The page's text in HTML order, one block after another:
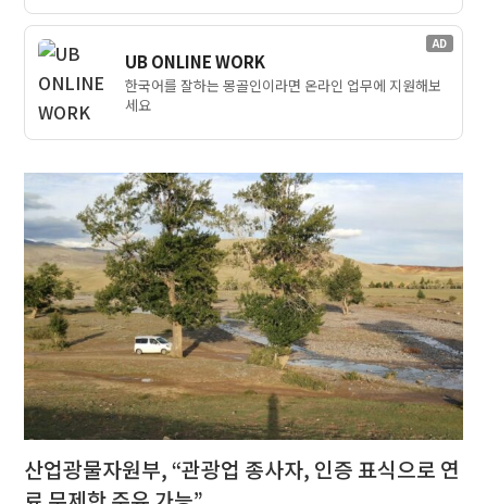
AD
UB ONLINE WORK
한국어를 잘하는 몽골인이라면 온라인 업무에 지원해보
세요
산업광물자원부, “관광업 종사자, 인증 표식으로 연